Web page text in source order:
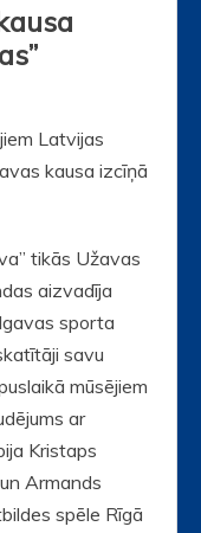
Latvijas
kausa izcīņā
tikās Užavas
aizvadīja
sporta
savu
mūsējiem
ar
Kristaps
Armands
spēle Rīgā